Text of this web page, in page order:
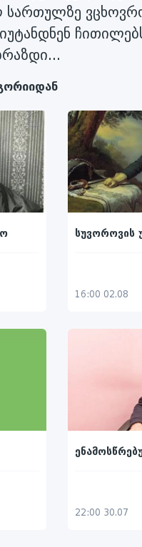
სართულზე
სუვოროვის
16:00 02.08
22:00 30.07